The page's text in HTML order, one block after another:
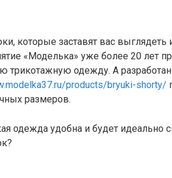
которые заставят вас выглядеть
«Моделька» уже более 20 лет
одежду. А
products/bryuki-shorty/
размеров.
одежда удобна и будет идеально